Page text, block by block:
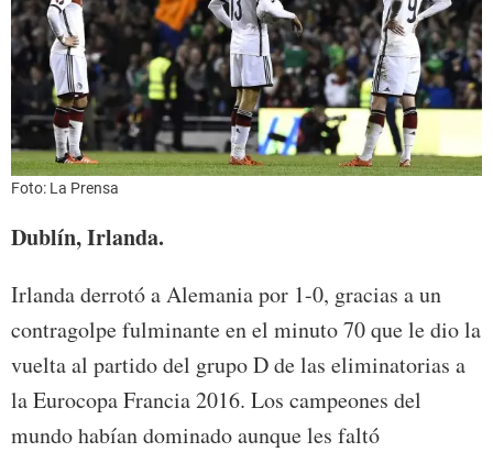
Foto: La Prensa
Dublín, Irlanda.
Irlanda derrotó a Alemania por 1-0, gracias a un
contragolpe fulminante en el minuto 70 que le dio la
vuelta al partido del grupo D de las eliminatorias a
la Eurocopa Francia 2016. Los campeones del
mundo habían dominado aunque les faltó